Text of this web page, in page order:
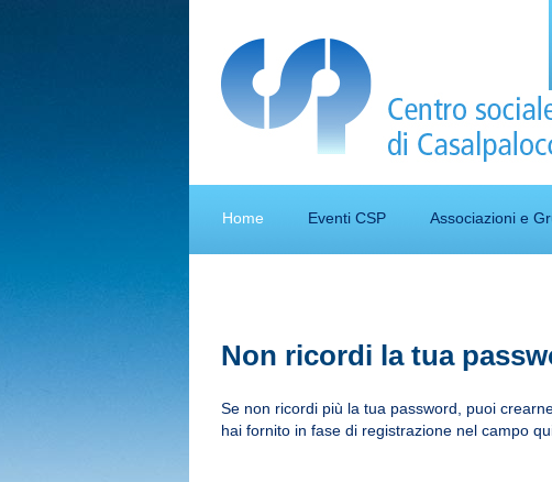
Home Eventi CSP Associazioni e
Non ricordi la tua
Se non ricordi più la tua password, puoi
hai fornito in fase di registrazione nel campo